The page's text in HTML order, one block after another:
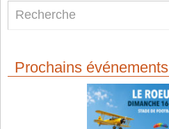
Prochains événements